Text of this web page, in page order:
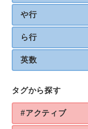
や行
ら行
英数
タグから探す
#アクティブ